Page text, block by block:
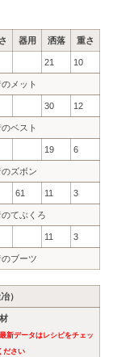
器用 洒落 重さ
21 10
メット
30 12
ベスト
19 6
ズボン
61 11 3
てぶくろ
11 3
ブーツ
）
新データはレシピをチェッ
ださい